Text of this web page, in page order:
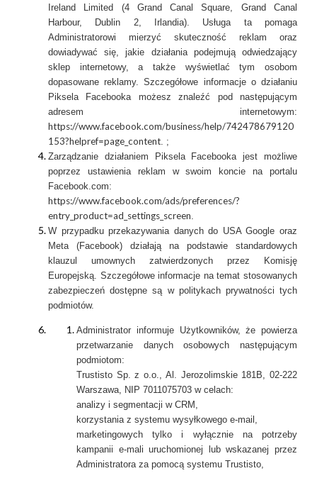
Ireland Limited (4 Grand Canal Square, Grand Canal
Harbour, Dublin 2, Irlandia). Usługa ta pomaga
Administratorowi mierzyć skuteczność reklam oraz
dowiadywać się, jakie działania podejmują odwiedzający
sklep internetowy, a także wyświetlać tym osobom
dopasowane reklamy. Szczegółowe informacje o działaniu
Piksela Facebooka możesz znaleźć pod następującym
adresem internetowym:
https://www.facebook.com/business/help/742478679120
153?helpref=page_content . ;
Zarządzanie działaniem Piksela Facebooka jest możliwe
poprzez ustawienia reklam w swoim koncie na portalu
Facebook.com:
https://www.facebook.com/ads/preferences/?
entry_product=ad_settings_screen
W przypadku przekazywania danych do USA Google oraz
Meta (Facebook) działają na podstawie standardowych
klauzul umownych zatwierdzonych przez Komisję
Europejską. Szczegółowe informacje na temat stosowanych
zabezpieczeń dostępne są w politykach prywatności tych
podmiotów.
Administrator informuje Użytkowników, że powierza
przetwarzanie danych osobowych następującym
podmiotom:
Trustisto Sp. z o.o., Al. Jerozolimskie 181B, 02-222
Warszawa, NIP 7011075703 w celach:
analizy i segmentacji w CRM,
korzystania z systemu wysyłkowego e-mail,
marketingowych tylko i wyłącznie na potrzeby
kampanii e-mali uruchomionej lub wskazanej przez
Administratora za pomocą systemu Trustisto,